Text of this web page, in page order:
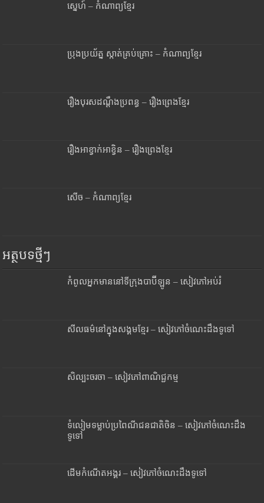
ស្នេហ៍ – កំណាព្យខ្មែរ
ប្រុងប្រយ័ត្ន ស្កាត់គ្រប់គ្រោះ – កំណាព្យខ្មែរ
រឿងបុរសដណ្តឹងប្រពន្ធ – រឿងព្រេងខ្មែរ
រឿងអាខ្វាក់អាខ្វិន – រឿងព្រេងខ្មែរ
សើច – កំណាព្យខ្មែរ
អត្ថបទថ្មីៗ
កំពូលអ្នកមាននៅទីក្រុងបាប៊ីឡូន – សៀវភៅអប់រំ
សីលធម៌នៅក្នុងសង្គមខ្មែរ – សៀវភៅចំណេះដឹងទូទៅ
សិល្បះចរចា – សៀវភៅពាណិជ្ជកម្ម
ទំលៀមទម្លាប់ប្រពៃណីជនជាតិចិន – សៀវភៅចំណេះដឹង
ទូទៅ
ដើមកំណើតអង្គរ – សៀវភៅចំណេះដឹងទូទៅ